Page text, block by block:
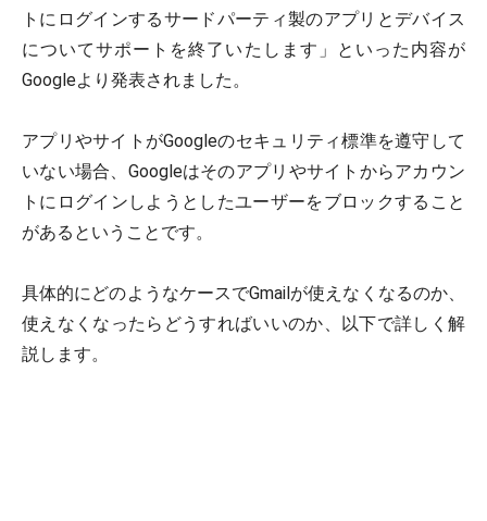
トにログインするサードパーティ製のアプリとデバイス
についてサポートを終了いたします」といった内容が
Googleより発表されました。
アプリやサイトがGoogleのセキュリティ標準を遵守して
いない場合、Googleはそのアプリやサイトからアカウン
トにログインしようとしたユーザーをブロックすること
があるということです。
具体的にどのようなケースでGmailが使えなくなるのか、
使えなくなったらどうすればいいのか、以下で詳しく解
説します。